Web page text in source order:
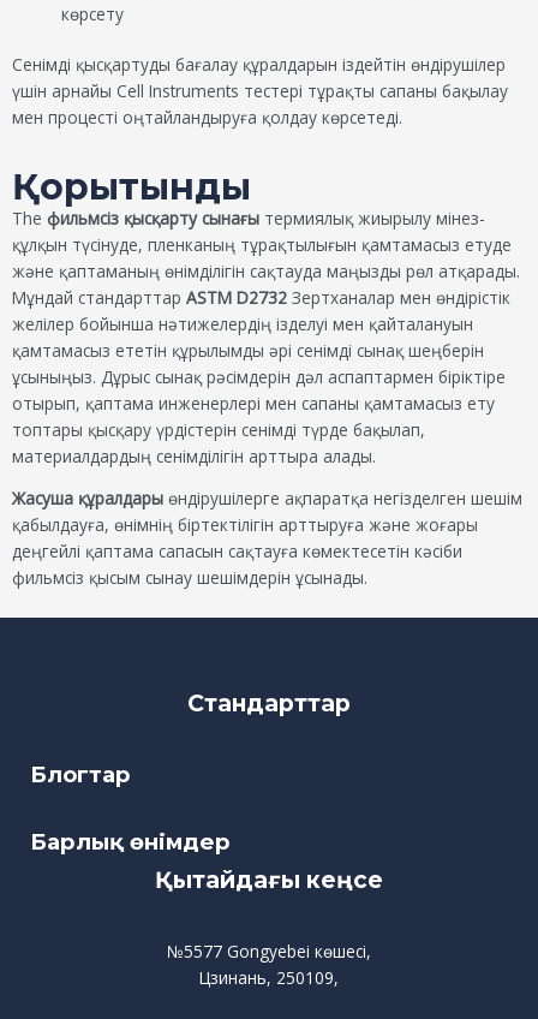
көрсету
Сенімді қысқартуды бағалау құралдарын іздейтін өндірушілер
үшін арнайы Cell Instruments тестері тұрақты сапаны бақылау
мен процесті оңтайландыруға қолдау көрсетеді.
Қорытынды
The фильмсіз қысқарту сынағы термиялық жиырылу мінез-
құлқын түсінуде, пленканың тұрақтылығын қамтамасыз етуде
және қаптаманың өнімділігін сақтауда маңызды рөл атқарады.
Мұндай стандарттар ASTM D2732 Зертханалар мен өндірістік
желілер бойынша нәтижелердің ізделуі мен қайталануын
қамтамасыз ететін құрылымды әрі сенімді сынақ шеңберін
ұсыныңыз. Дұрыс сынақ рәсімдерін дәл аспаптармен біріктіре
отырып, қаптама инженерлері мен сапаны қамтамасыз ету
топтары қысқару үрдістерін сенімді түрде бақылап,
материалдардың сенімділігін арттыра алады.
Жасуша құралдары өндірушілерге ақпаратқа негізделген шешім
қабылдауға, өнімнің біртектілігін арттыруға және жоғары
деңгейлі қаптама сапасын сақтауға көмектесетін кәсіби
фильмсіз қысым сынау шешімдерін ұсынады.
Стандарттар
Блогтар
Барлық өнімдер
Қытайдағы кеңсе
№5577 Gongyebei көшесі,
Цзинань, 250109,